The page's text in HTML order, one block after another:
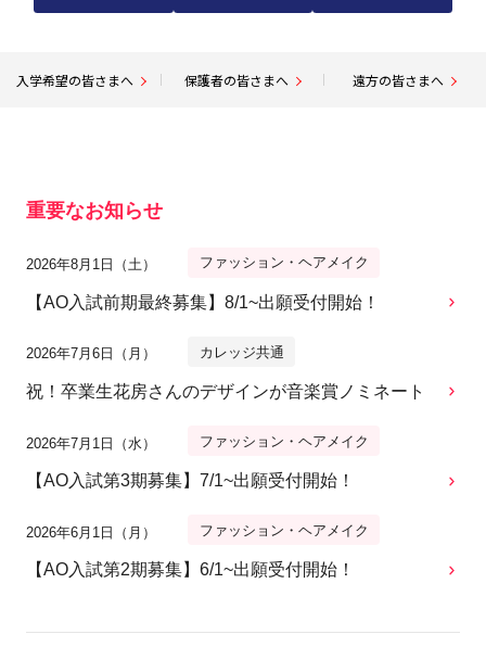
入学希望の皆さまへ 保護者の皆さまへ 遠方の皆さまへ
重要なお知らせ
2026年8月1日（土） ファッション・ヘアメイク
【AO入試前期最終募集】8/1~出願受付開始！
2026年7月6日（月） カレッジ共通
祝！卒業生花房さんのデザインが音楽賞ノミネート
2026年7月1日（水） ファッション・ヘアメイク
【AO入試第3期募集】7/1~出願受付開始！
2026年6月1日（月） ファッション・ヘアメイク
【AO入試第2期募集】6/1~出願受付開始！